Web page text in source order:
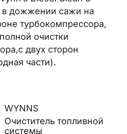
в дожжении сажи на
турбокомпрессора,
очистки
двух сторон
части).
WYNNS
Очиститель топливной
системы